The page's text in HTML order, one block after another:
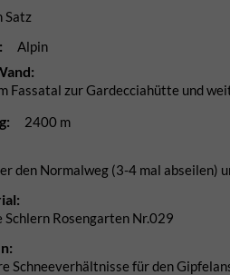
Satz
Alpin
Fassatal zur Gardecciahütte und
2400 m
den Normalweg (3-4 mal abseilen)
Schlern Rosengarten Nr.029
Schneeverhältnisse für den